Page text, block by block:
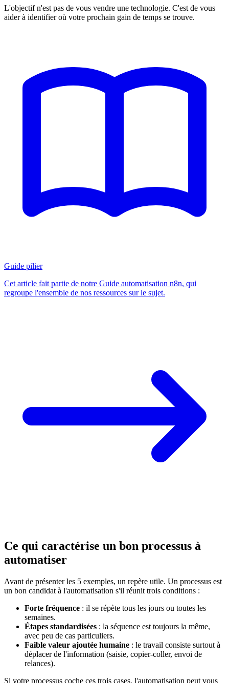
L'objectif n'est pas de vous vendre une technologie. C'est de vous
aider à identifier où votre prochain gain de temps se trouve.
Guide pilier
Cet article fait partie de notre Guide automatisation n8n, qui
regroupe l'ensemble de nos ressources sur le sujet.
Ce qui caractérise un bon processus à
automatiser
Avant de présenter les 5 exemples, un repère utile. Un processus est
un bon candidat à l'automatisation s'il réunit trois conditions :
Forte fréquence : il se répète tous les jours ou toutes les
semaines.
Étapes standardisées : la séquence est toujours la même,
avec peu de cas particuliers.
Faible valeur ajoutée humaine : le travail consiste surtout à
déplacer de l'information (saisie, copier-coller, envoi de
relances).
Si votre processus coche ces trois cases, l'automatisation peut vous